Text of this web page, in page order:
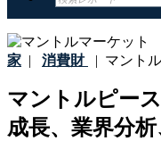
家 | 消費財 | マント
マントルピー
成長、業界分